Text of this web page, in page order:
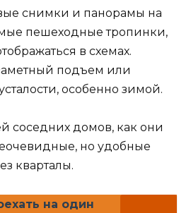
снимки и панорамы на
пешеходные тропинки,
в схемах.
подъем или
особенно зимой.
соседних домов, как они
но удобные
кварталы.
на один